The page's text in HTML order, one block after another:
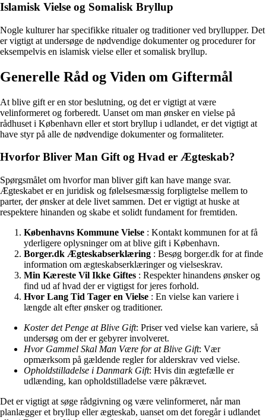
Islamisk Vielse og Somalisk Bryllup
Nogle kulturer har specifikke ritualer og traditioner ved bryllupper. Det
er vigtigt at undersøge de nødvendige dokumenter og procedurer for
eksempelvis en islamisk vielse eller et somalisk bryllup.
Generelle Råd og Viden om Giftermål
At blive gift er en stor beslutning, og det er vigtigt at være
velinformeret og forberedt. Uanset om man ønsker en vielse på
rådhuset i København eller et stort bryllup i udlandet, er det vigtigt at
have styr på alle de nødvendige dokumenter og formaliteter.
Hvorfor Bliver Man Gift og Hvad er Ægteskab?
Spørgsmålet om hvorfor man bliver gift kan have mange svar.
Ægteskabet er en juridisk og følelsesmæssig forpligtelse mellem to
parter, der ønsker at dele livet sammen. Det er vigtigt at huske at
respektere hinanden og skabe et solidt fundament for fremtiden.
Københavns Kommune Vielse : Kontakt kommunen for at få
yderligere oplysninger om at blive gift i København.
Borger.dk Ægteskabserklæring : Besøg borger.dk for at finde
information om ægteskabserklæringer og vielseskrav.
Min Kæreste Vil Ikke Giftes : Respekter hinandens ønsker og
find ud af hvad der er vigtigst for jeres forhold.
Hvor Lang Tid Tager en Vielse : En vielse kan variere i
længde alt efter ønsker og traditioner.
Koster det Penge at Blive Gift: Priser ved vielse kan variere, så
undersøg om der er gebyrer involveret.
Hvor Gammel Skal Man Være for at Blive Gift: Vær
opmærksom på gældende regler for alderskrav ved vielse.
Opholdstilladelse i Danmark Gift: Hvis din ægtefælle er
udlænding, kan opholdstilladelse være påkrævet.
Det er vigtigt at søge rådgivning og være velinformeret, når man
planlægger et bryllup eller ægteskab, uanset om det foregår i udlandet